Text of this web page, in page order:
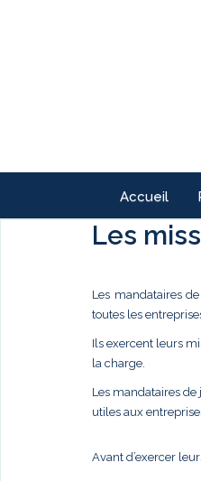
Accueil
Les
Les mandataires
toutes les
Ils exercent leurs
la charge.
Les mandataires
utiles aux
Avant d’exercer